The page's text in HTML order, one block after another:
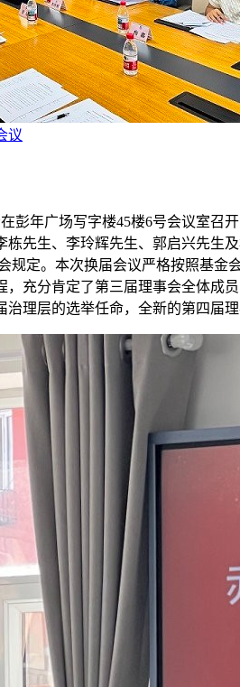
议
彭年广场写字楼45楼6号会议室
栋先生、李玲辉先生、郭启兴先生
规定。本次换届会议严格按照基
，充分肯定了第三届理事会全体成
理层的选举任命，全新的第四届